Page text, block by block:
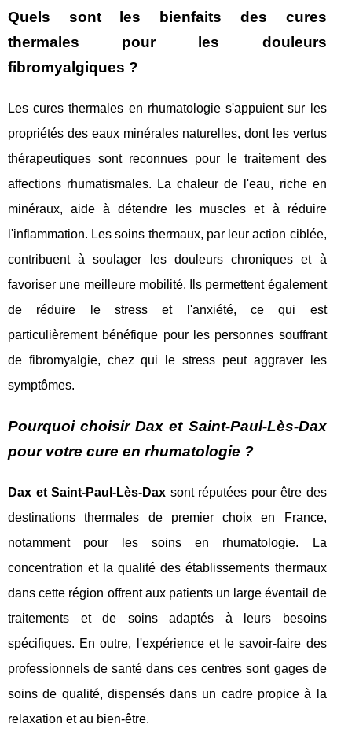
Quels sont les bienfaits des cures
thermales pour les douleurs
fibromyalgiques ?
Les cures thermales en rhumatologie s'appuient sur les
propriétés des eaux minérales naturelles, dont les vertus
thérapeutiques sont reconnues pour le traitement des
affections rhumatismales. La chaleur de l'eau, riche en
minéraux, aide à détendre les muscles et à réduire
l'inflammation. Les soins thermaux, par leur action ciblée,
contribuent à soulager les douleurs chroniques et à
favoriser une meilleure mobilité. Ils permettent également
de réduire le stress et l'anxiété, ce qui est
particulièrement bénéfique pour les personnes souffrant
de fibromyalgie, chez qui le stress peut aggraver les
symptômes.
Pourquoi choisir Dax et Saint-Paul-Lès-Dax
pour votre cure en rhumatologie ?
Dax et Saint-Paul-Lès-Dax sont réputées pour être des
destinations thermales de premier choix en France,
notamment pour les soins en rhumatologie. La
concentration et la qualité des établissements thermaux
dans cette région offrent aux patients un large éventail de
traitements et de soins adaptés à leurs besoins
spécifiques. En outre, l'expérience et le savoir-faire des
professionnels de santé dans ces centres sont gages de
soins de qualité, dispensés dans un cadre propice à la
relaxation et au bien-être.